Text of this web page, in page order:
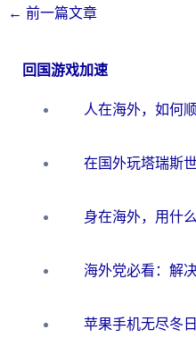
← 前一篇文章
回国游戏加速